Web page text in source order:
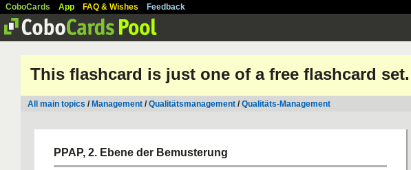
CoboCards App FAQ & Wishes Feedback
This flashcard is just one of a free flashcard set.
All main topics / Management /Qualitätsmanagement /Qualitäts-Management
PPAP, 2. Ebene der Bemusterung